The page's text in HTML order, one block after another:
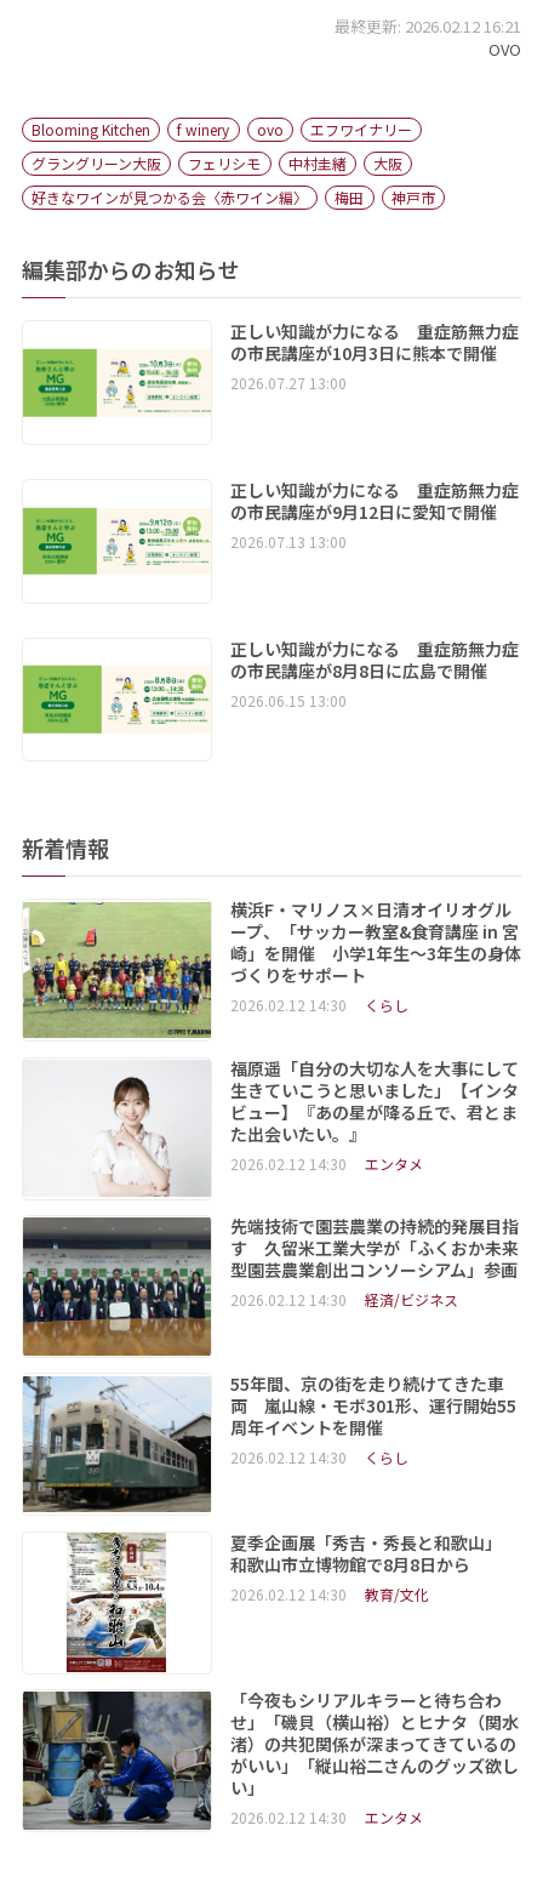
最終更新: 2026.02.12 16:21
OVO
Blooming Kitchen f winery ovo
エフワイナリー
グラングリーン大阪
フェリシモ 中村圭緒
大阪
好きなワインが見つかる会〈赤ワイン編〉
梅田 神戸市
編集部からのお知らせ
正しい知識が力になる 重症筋無力症
の市民講座が10月3日に熊本で開催
2026.07.27 13:00
正しい知識が力になる 重症筋無力症
の市民講座が9月12日に愛知で開催
2026.07.13 13:00
正しい知識が力になる 重症筋無力症
の市民講座が8月8日に広島で開催
2026.06.15 13:00
新着情報
横浜F・マリノス×日清オイリオグル
ープ、「サッカー教室&食育講座 in 宮
崎」を開催 小学1年生～3年生の身体
づくりをサポート
2026.02.12 14:30 くらし
福原遥「自分の大切な人を大事にして
生きていこうと思いました」【インタ
ビュー】『あの星が降る丘で、君とま
た出会いたい。』
2026.02.12 14:30 エンタメ
先端技術で園芸農業の持続的発展目指
す 久留米工業大学が「ふくおか未来
型園芸農業創出コンソーシアム」参画
2026.02.12 14:30 経済/ビジネス
55年間、京の街を走り続けてきた車
両 嵐山線・モボ301形、運行開始55
周年イベントを開催
2026.02.12 14:30 くらし
夏季企画展「秀吉・秀長と和歌山」
和歌山市立博物館で8月8日から
2026.02.12 14:30 教育/文化
「今夜もシリアルキラーと待ち合わ
せ」「磯貝（横山裕）とヒナタ（関水
渚）の共犯関係が深まってきているの
がいい」「縦山裕二さんのグッズ欲し
い」
2026.02.12 14:30 エンタメ